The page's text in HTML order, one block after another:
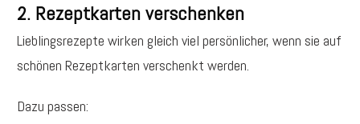
2. Rezeptkarten verschenken
Lieblingsrezepte wirken gleich viel persönlicher, wenn sie auf
schönen Rezeptkarten verschenkt werden.
Dazu passen: